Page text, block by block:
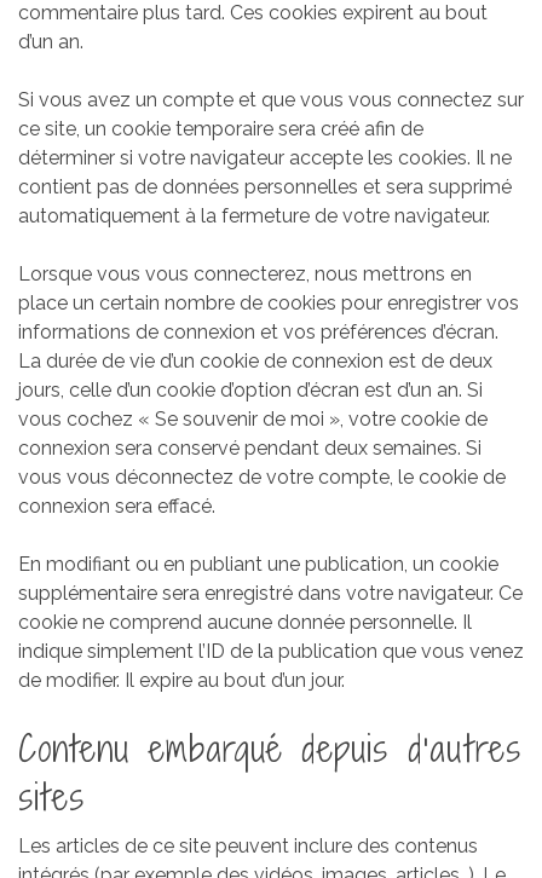
commentaire plus tard. Ces cookies expirent au bout
d’un an.
Si vous avez un compte et que vous vous connectez sur
ce site, un cookie temporaire sera créé afin de
déterminer si votre navigateur accepte les cookies. Il ne
contient pas de données personnelles et sera supprimé
automatiquement à la fermeture de votre navigateur.
Lorsque vous vous connecterez, nous mettrons en
place un certain nombre de cookies pour enregistrer vos
informations de connexion et vos préférences d’écran.
La durée de vie d’un cookie de connexion est de deux
jours, celle d’un cookie d’option d’écran est d’un an. Si
vous cochez « Se souvenir de moi », votre cookie de
connexion sera conservé pendant deux semaines. Si
vous vous déconnectez de votre compte, le cookie de
connexion sera effacé.
En modifiant ou en publiant une publication, un cookie
supplémentaire sera enregistré dans votre navigateur. Ce
cookie ne comprend aucune donnée personnelle. Il
indique simplement l’ID de la publication que vous venez
de modifier. Il expire au bout d’un jour.
Contenu embarqué depuis d’autres
sites
Les articles de ce site peuvent inclure des contenus